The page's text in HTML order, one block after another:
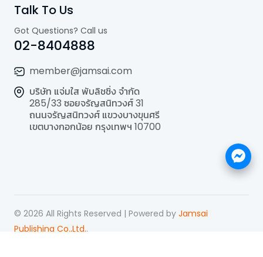
Talk To Us
Got Questions? Call us
02-8404888
member@jamsai.com
บริษัท แจ่มใส พับลิชชิ่ง จำกัด
285/33 ซอยจรัญสนิทวงศ์ 31
ถนนจรัญสนิทวงศ์ แขวงบางขุนศรี
เขตบางกอกน้อย กรุงเทพฯ 10700
© 2026 All Rights Reserved | Powered by Jamsai
Publishing Co.,Ltd..